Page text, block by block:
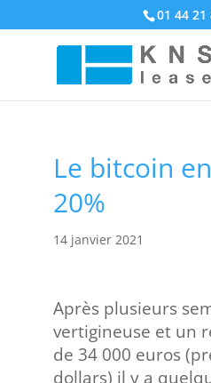
01 44 21
Le bitcoin
20%
14 janvier 2021
Après plusieurs
vertigineuse et un
de 34 000 euros
dollars) il y a